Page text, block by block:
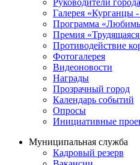
Руководители города
Галерея «Курганцы -
Программа
Премия
Противодействие
Фотогалерея
Видеоновости
Награды
Прозрачный город
Календарь событий
Опросы
Инициативные
Муниципальная служба
Кадровый резерв